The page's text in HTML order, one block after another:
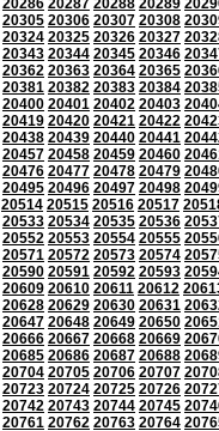
20286 20287 20288 20289
20305 20306 20307 20308
20324 20325 20326 20327
20343 20344 20345 20346
20362 20363 20364 20365
20381 20382 20383 20384
20400 20401 20402 20403
20419 20420 20421 20422
20438 20439 20440 20441
20457 20458 20459 20460
20476 20477 20478 20479
20495 20496 20497 20498
20514 20515 20516 20517
20533 20534 20535 20536
20552 20553 20554 20555
20571 20572 20573 20574
20590 20591 20592 20593
20609 20610 20611 20612
20628 20629 20630 20631
20647 20648 20649 20650
20666 20667 20668 20669
20685 20686 20687 20688
20704 20705 20706 20707
20723 20724 20725 20726
20742 20743 20744 20745
20761 20762 20763 20764